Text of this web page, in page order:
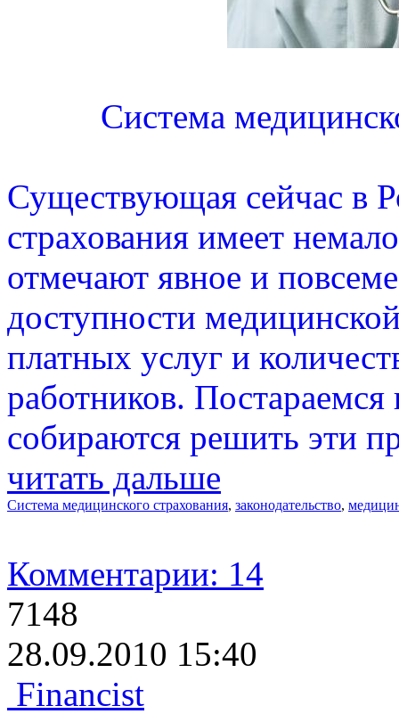
Система
Существующая сейчас в
страхования имеет
отмечают явное и
доступности
платных услуг и
работников. Постараемся
собираются решить эти
читать дальше
Система медицинского страхования, законодательство,
Комментарии: 14
7148
28.09.2010 15:40
Financist